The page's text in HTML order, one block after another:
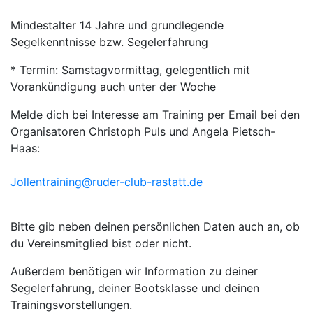
Mindestalter 14 Jahre und grundlegende
Segelkenntnisse bzw. Segelerfahrung
* Termin: Samstagvormittag, gelegentlich mit
Vorankündigung auch unter der Woche
Melde dich bei Interesse am Training per Email bei den
Organisatoren Christoph Puls und Angela Pietsch-
Haas:
Jollentraining@ruder-club-rastatt.de
Bitte gib neben deinen persönlichen Daten auch an, ob
du Vereinsmitglied bist oder nicht.
Außerdem benötigen wir Information zu deiner
Segelerfahrung, deiner Bootsklasse und deinen
Trainingsvorstellungen.